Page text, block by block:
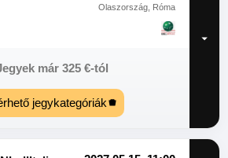
Olaszország, Róma
már 325 €-tól
jegykategóriák